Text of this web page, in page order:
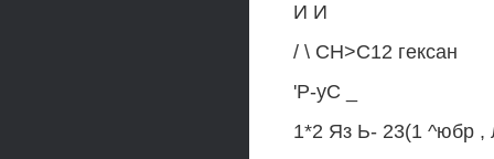
И И
/ \ СН>С12 гексан
'Р-уС _
1*2 Яз Ь- 23(1 ^юбр ,